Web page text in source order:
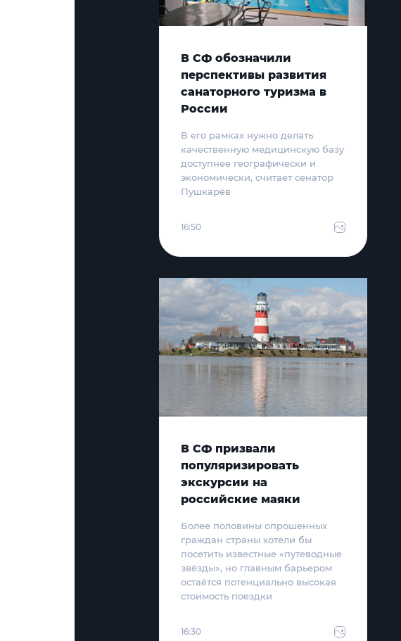
В СФ обозначили
перспективы развития
санаторного туризма в
России
В его рамках нужно делать
качественную медицинскую базу
доступнее географически и
экономически, считает сенатор
Пушкарёв
16:50
В СФ призвали
популяризировать
экскурсии на
российские маяки
Более половины опрошенных
граждан страны хотели бы
посетить известные «путеводные
звёзды», но главным барьером
остаётся потенциально высокая
стоимость поездки
16:30